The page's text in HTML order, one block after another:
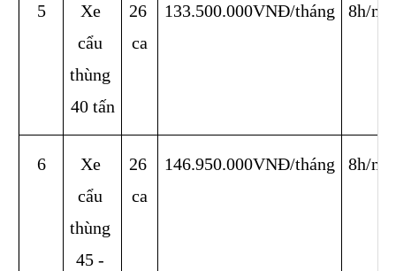
5
Xe
cẩu
thùng
40 tấn
26
ca
133.500.000VNĐ/tháng 8h/
6
Xe
cẩu
thùng
45 -
26
ca
146.950.000VNĐ/tháng 8h/